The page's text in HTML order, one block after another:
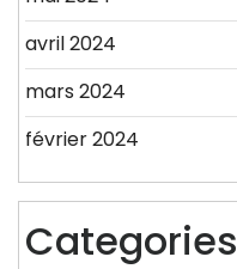
avril 2024
mars 2024
février 2024
Categories